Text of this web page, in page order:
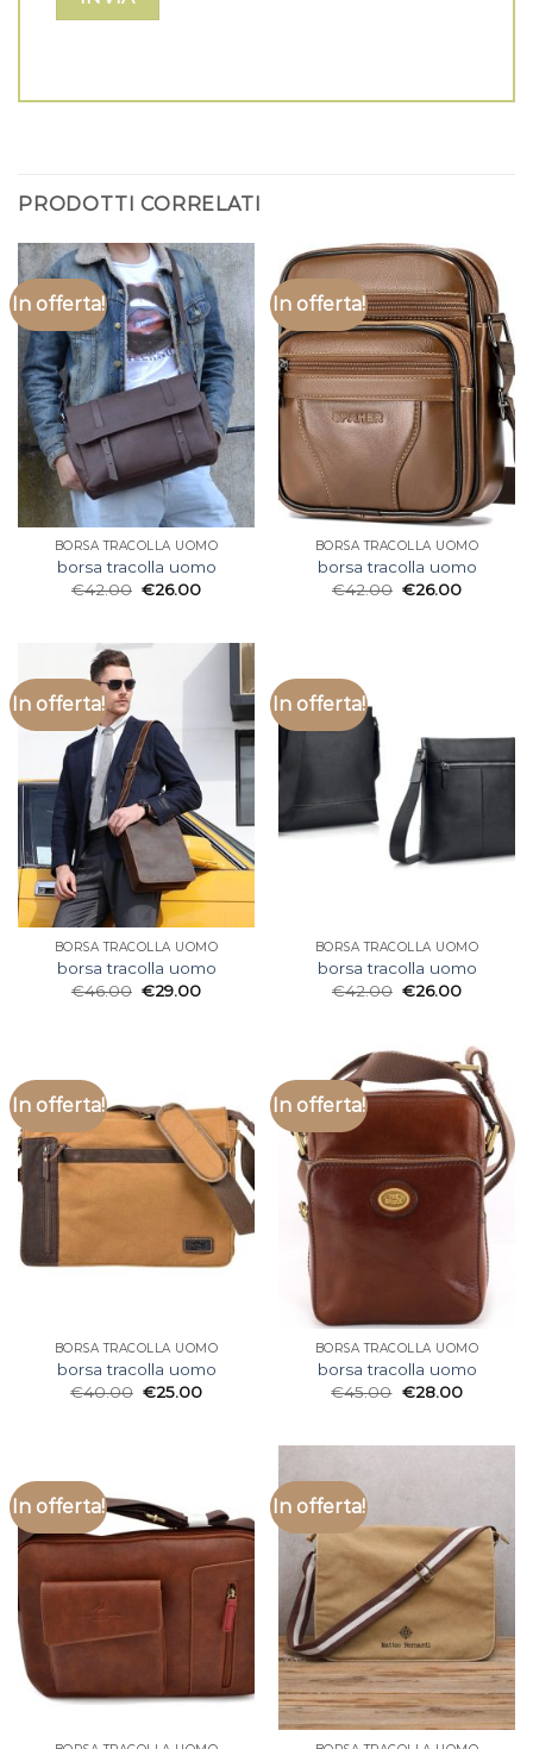
PRODOTTI CORRELATI
In offerta!
BORSA TRACOLLA UOMO
borsa tracolla uomo
€42.00 €26.00
In offerta!
BORSA TRACOLLA UOMO
borsa tracolla uomo
€42.00 €26.00
In offerta!
BORSA TRACOLLA UOMO
borsa tracolla uomo
€46.00 €29.00
In offerta!
BORSA TRACOLLA UOMO
borsa tracolla uomo
€42.00 €26.00
In offerta!
BORSA TRACOLLA UOMO
borsa tracolla uomo
€40.00 €25.00
In offerta!
BORSA TRACOLLA UOMO
borsa tracolla uomo
€45.00 €28.00
In offerta! In offerta!